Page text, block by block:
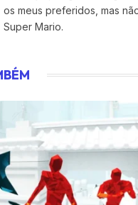
os meus preferidos, mas
Super Mario.